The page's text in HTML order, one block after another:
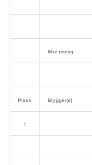
Max poeng
Plass Brygger(e)
1